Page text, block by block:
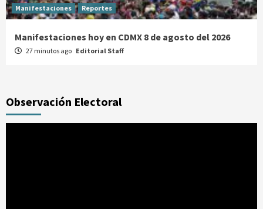
Manifestaciones Reportes
Manifestaciones hoy en CDMX 8 de agosto del 2026
27 minutos ago Editorial Staff
Observación Electoral